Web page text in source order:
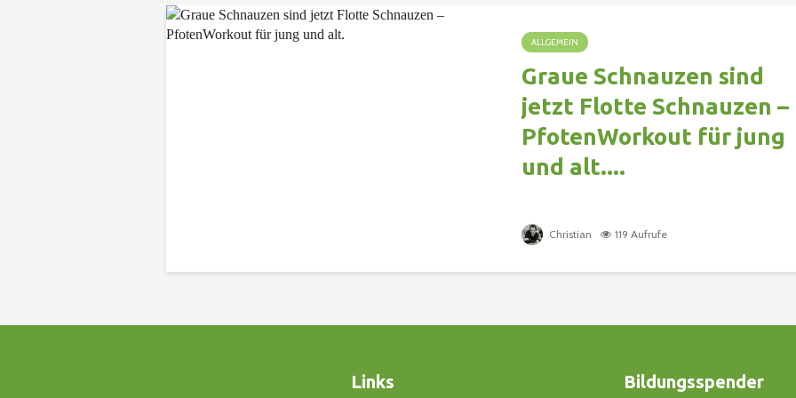
ALLGEMEIN
Graue Schnauzen sind
jetzt Flotte Schnauzen –
PfotenWorkout für jung
und alt....
Christian 119 Aufrufe
Links Bildungsspender